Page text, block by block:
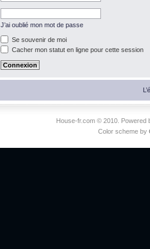
J’ai oublié mon mot de passe
Se souvenir de moi
Cacher mon statut en ligne pour cette session
House-fr.com © 2010. Powered
Color scheme by